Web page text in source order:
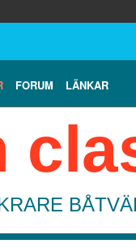
FORUM LÄNKAR